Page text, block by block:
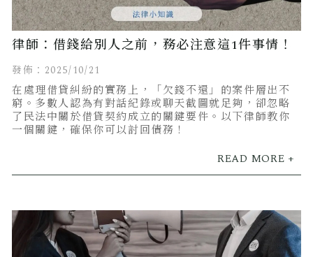
律師：借錢給別人之前，務必注意這1件事情！
發佈：2025/10/21
在處理借貸糾紛的實務上，「欠錢不還」的案件層出不
窮。多數人認為有對話紀錄或聊天截圖就足夠，卻忽略
了民法中關於借貸契約成立的關鍵要件。以下律師教你
一個關鍵，確保你可以討回債務！